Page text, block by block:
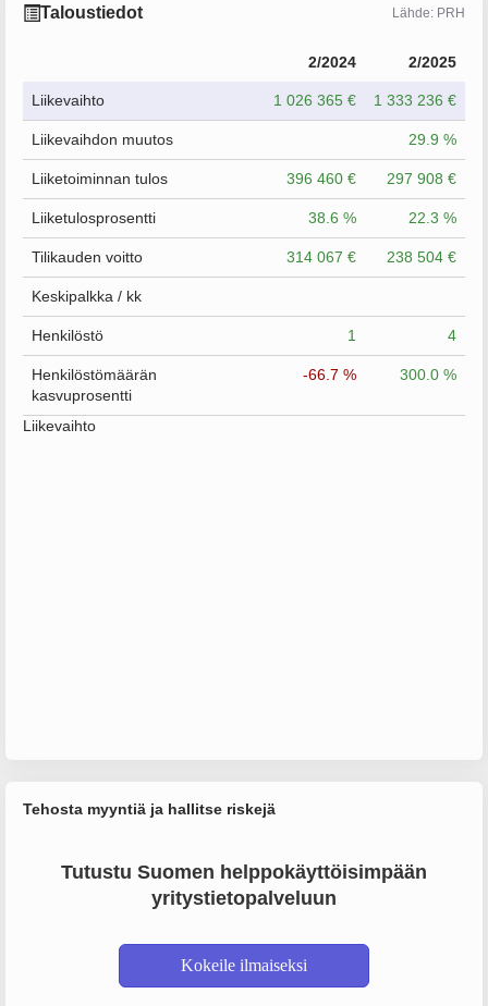
Taloustiedot Lähde: PRH
2/2024 2/2025
Liikevaihto 1 026 365 € 1 333 236 €
Liikevaihdon muutos 29.9 %
Liiketoiminnan tulos 396 460 € 297 908 €
Liiketulosprosentti 38.6 % 22.3 %
Tilikauden voitto 314 067 € 238 504 €
Keskipalkka / kk
Henkilöstö 1 4
Henkilöstömäärän
kasvuprosentti
-66.7 % 300.0 %
Liikevaihto
Tehosta myyntiä ja hallitse riskejä
Tutustu Suomen helppokäyttöisimpään
yritystietopalveluun
Kokeile ilmaiseksi